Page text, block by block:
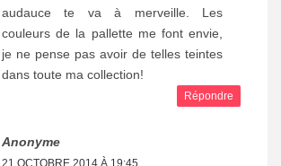
audauce te va à merveille. Les
couleurs de la pallette me font envie,
je ne pense pas avoir de telles teintes
dans toute ma collection!
Répondre
Anonyme
21 OCTOBRE 2014 À 19:45